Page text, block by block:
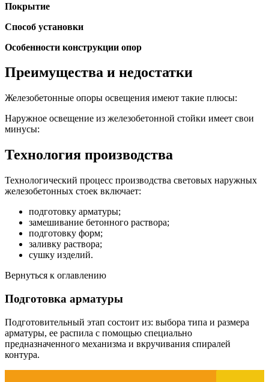
Покрытие
Способ установки
Особенности конструкции опор
Преимущества и недостатки
Железобетонные опоры освещения имеют такие плюсы:
Наружное освещение из железобетонной стойки имеет свои
минусы:
Технология производства
Технологический процесс производства световых наружных
железобетонных стоек включает:
подготовку арматуры;
замешивание бетонного раствора;
подготовку форм;
заливку раствора;
сушку изделий.
Вернуться к оглавлению
Подготовка арматуры
Подготовительный этап состоит из: выбора типа и размера
арматуры, ее распила с помощью специально
предназначенного механизма и вкручивания спиралей
контура.